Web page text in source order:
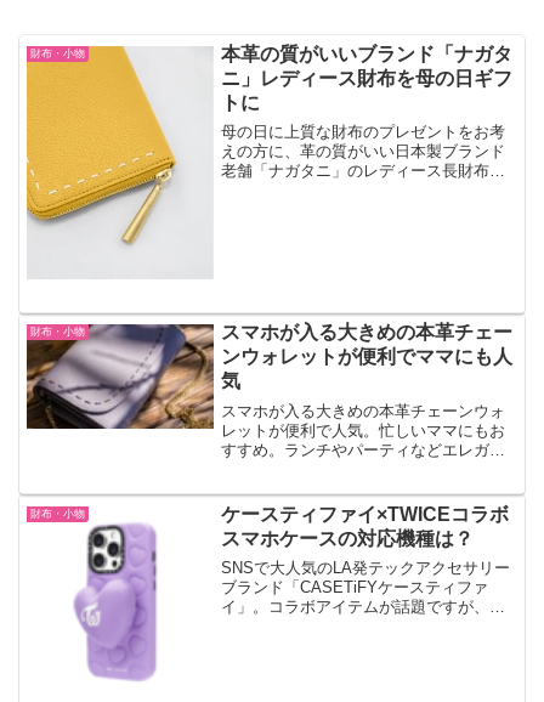
財布・小物
本革の質がいいブランド「ナガタ
ニ」レディース財布を母の日ギフ
トに
母の日に上質な財布のプレゼントをお考
えの方に、革の質がいい日本製ブランド
老舗「ナガタニ」のレディース長財布・
財布・小物
スマホが入る大きめの本革チェー
ンウォレットが便利でママにも人
気
スマホが入る大きめの本革チェーンウォ
レットが便利で人気。忙しいママにもお
すすめ。ランチやパーティなどエレガン
財布・小物
ケースティファイ×TWICEコラボ
スマホケースの対応機種は？
SNSで大人気のLA発テックアクセサリー
ブランド「CASETiFYケースティファ
イ」。コラボアイテムが話題ですが、